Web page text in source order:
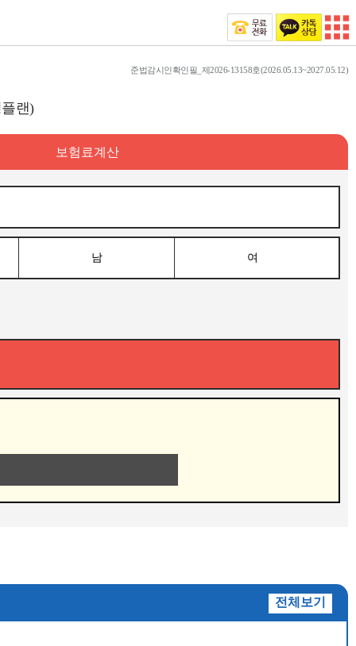
준법감시인확인필_제2026-13158호(2026.05.13~2027.05.12)
랜)
보험료계산
남 여